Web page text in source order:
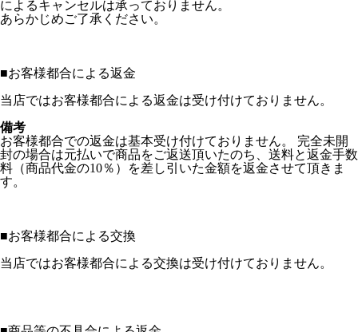
によるキャンセルは承っておりません。
あらかじめご了承ください。
■お客様都合による返金
当店ではお客様都合による返金は受け付けておりません。
備考
お客様都合での返金は基本受け付けておりません。 完全未開
封の場合は元払いで商品をご返送頂いたのち、送料と返金手数
料（商品代金の10％）を差し引いた金額を返金させて頂きま
す。
■お客様都合による交換
当店ではお客様都合による交換は受け付けておりません。